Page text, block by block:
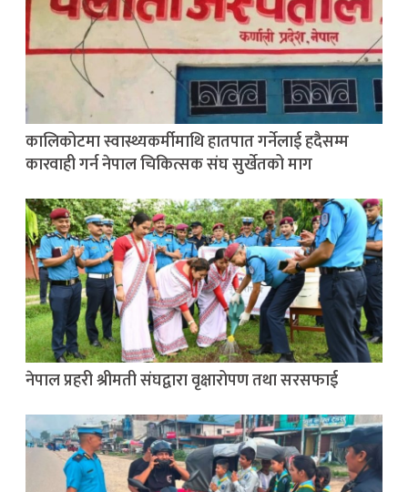
कालिकोटमा स्वास्थ्यकर्मीमाथि हातपात गर्नेलाई हदैसम्म
कारवाही गर्न नेपाल चिकित्सक संघ सुर्खेतको माग
नेपाल प्रहरी श्रीमती संघद्वारा वृक्षारोपण तथा सरसफाई